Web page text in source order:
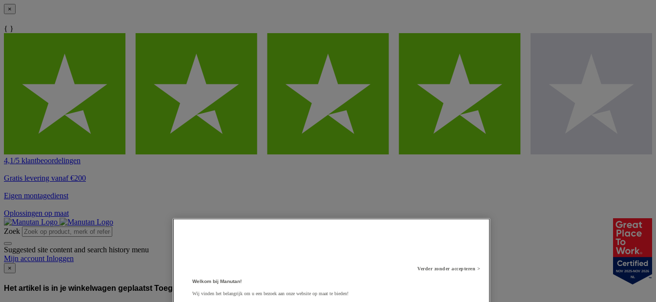
×
{ }
4,1/5 klantbeoordelingen
Gratis levering vanaf €200
Eigen montagedienst
Oplossingen op maat
Zoek
Suggested site content and search history menu
Mijn account Inloggen
×
Het artikel is in je winkelwagen geplaatst Toegevoegd aan winkelwagen
NOV 2025-NOV 2026
NL
Verder zonder accepteren >
Welkom bij Manutan!
Wij vinden het belangrijk om u een bezoek aan onze website op maat te bieden!